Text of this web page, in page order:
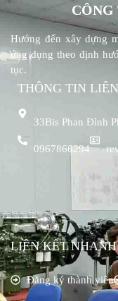
CÔNG
Hướng đến xây dựng
ứng dụng theo định
tục.
THÔNG TIN
33Bis Phan Đình
0967866294
LIÊN KẾT NHANH
Đăng ký thành viên